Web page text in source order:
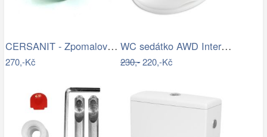
CERSANIT - Zpomalovač vody do WC mísy…
270,-Kč
WC sedátko AWD Interior polypropylen…
230,-220,-Kč